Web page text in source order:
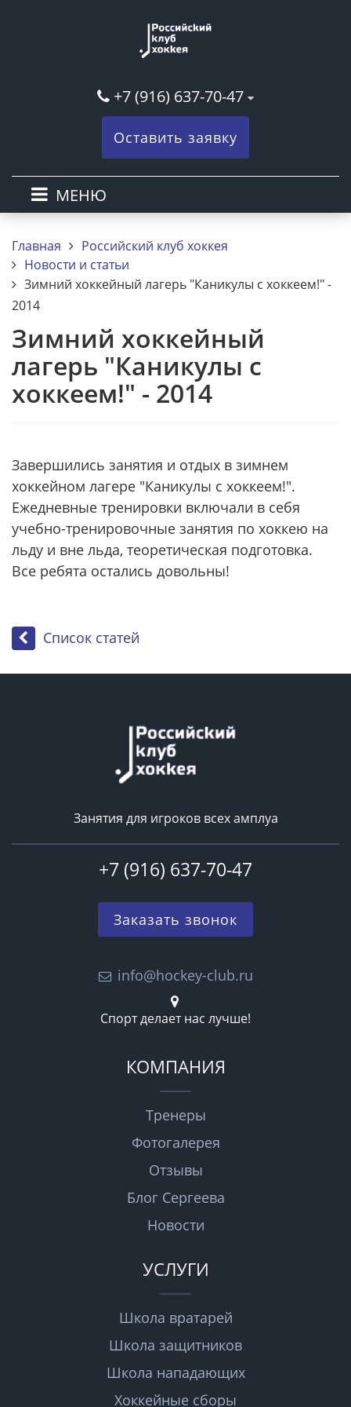
+7 (916) 637-70-47
Оставить заявку
МЕНЮ
Главная
Российский клуб хоккея
Новости и статьи
Зимний хоккейный лагерь "Каникулы с хоккеем!" -
2014
Зимний хоккейный
лагерь "Каникулы с
хоккеем!" - 2014
Завершились занятия и отдых в зимнем
хоккейном лагере "Каникулы с хоккеем!".
Ежедневные тренировки включали в себя
учебно-тренировочные занятия по хоккею на
льду и вне льда, теоретическая подготовка.
Все ребята остались довольны!
Список статей
Занятия для игроков всех амплуа
+7 (916) 637-70-47
Заказать звонок
info@hockey-club.ru
Спорт делает нас лучше!
КОМПАНИЯ
Тренеры
Фотогалерея
Отзывы
Блог Сергеева
Новости
УСЛУГИ
Школа вратарей
Школа защитников
Школа нападающих
Хоккейные сборы